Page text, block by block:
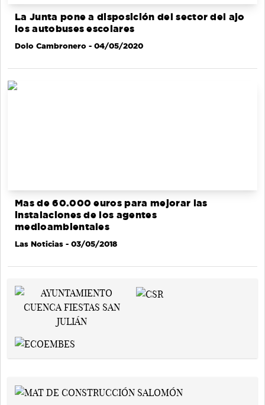
La Junta pone a disposición del sector del ajo
los autobuses escolares
Dolo Cambronero - 04/05/2020
Mas de 60.000 euros para mejorar las
instalaciones de los agentes
medioambientales
Las Noticias - 03/05/2018